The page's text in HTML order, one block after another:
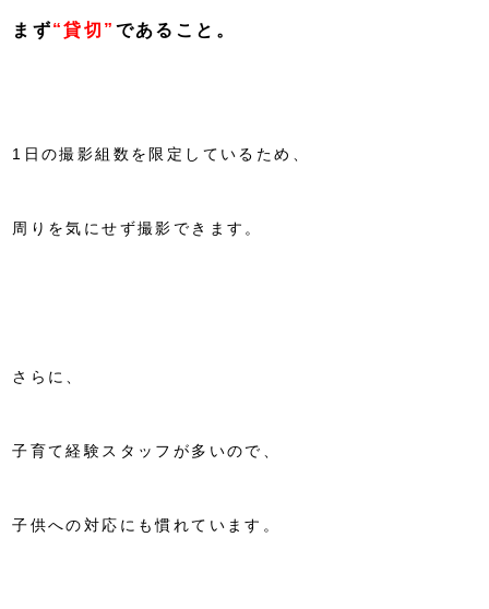
まず“貸切” であること。
1日の撮影組数を限定しているため、
周りを気にせず撮影できます。
さらに、
子育て経験スタッフが多いので、
子供への対応にも慣れています。